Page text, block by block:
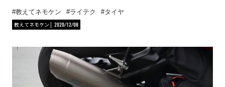
教えてネモケン ライテク
タイヤ
教えてネモケン
2020/12/08